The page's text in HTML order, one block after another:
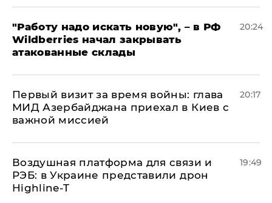
"Работу надо искать новую", – в РФ
Wildberries начал закрывать
атакованные склады
20:24
Первый визит за время войны: глава
МИД Азербайджана приехал в Киев с
важной миссией
20:17
Воздушная платформа для связи и
РЭБ: в Украине представили дрон
Highline-T
19:49